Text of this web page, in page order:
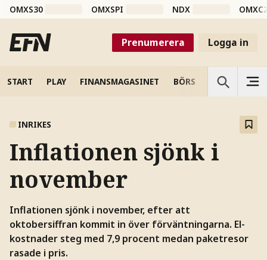
OMXS30 OMXSPI NDX
Prenumerera Logga in
START PLAY FINANSMAGASINET BÖRS VETENSKAP
INRIKES
Inflationen sjönk i
november
Inflationen sjönk i november, efter att
oktobersiffran kommit in över förväntningarna. El-
kostnader steg med 7,9 procent medan paketresor
rasade i pris.